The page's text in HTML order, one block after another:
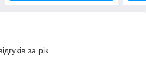
за рік